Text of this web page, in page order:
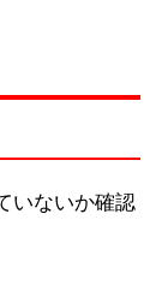
いないか確認